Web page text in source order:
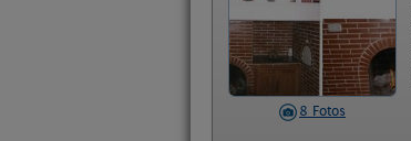
8 Fotos